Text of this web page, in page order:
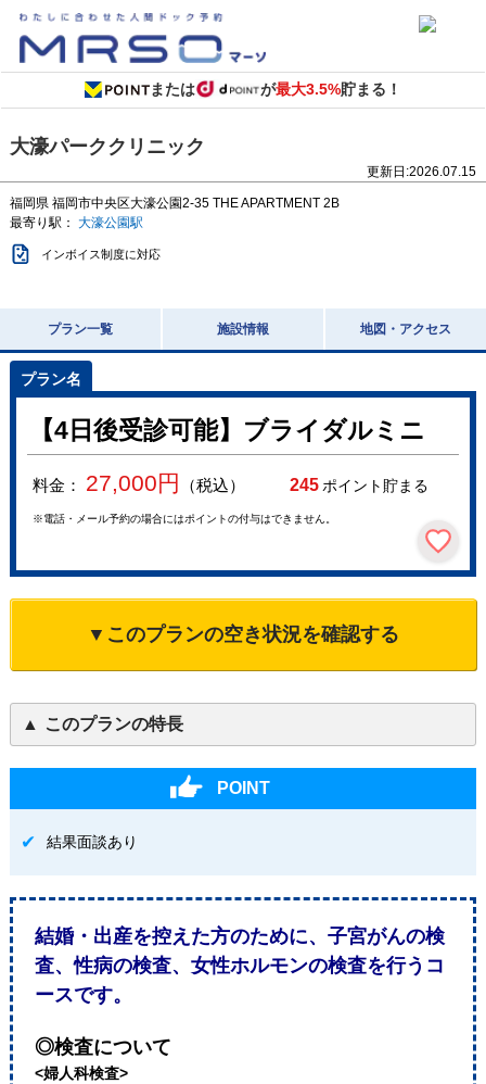
または が最大3.5%貯まる！
大濠パーククリニック
更新日:2026.07.15
福岡県 福岡市中央区大濠公園2-35 THE APARTMENT 2B
最寄り駅： 大濠公園駅
インボイス制度に対応
プラン一覧 施設情報 地図・アクセス
【4日後受診可能】ブライダルミニ
料金： 27,000円 （税込） 245ポイント貯まる
※電話・メール予約の場合にはポイントの付与はできません。
▼このプランの空き状況を確認する
このプランの特長
POINT
結果面談あり
結婚・出産を控えた方のために、子宮がんの検
査、性病の検査、女性ホルモンの検査を行うコ
ースです。
◎検査について
<婦人科検査>